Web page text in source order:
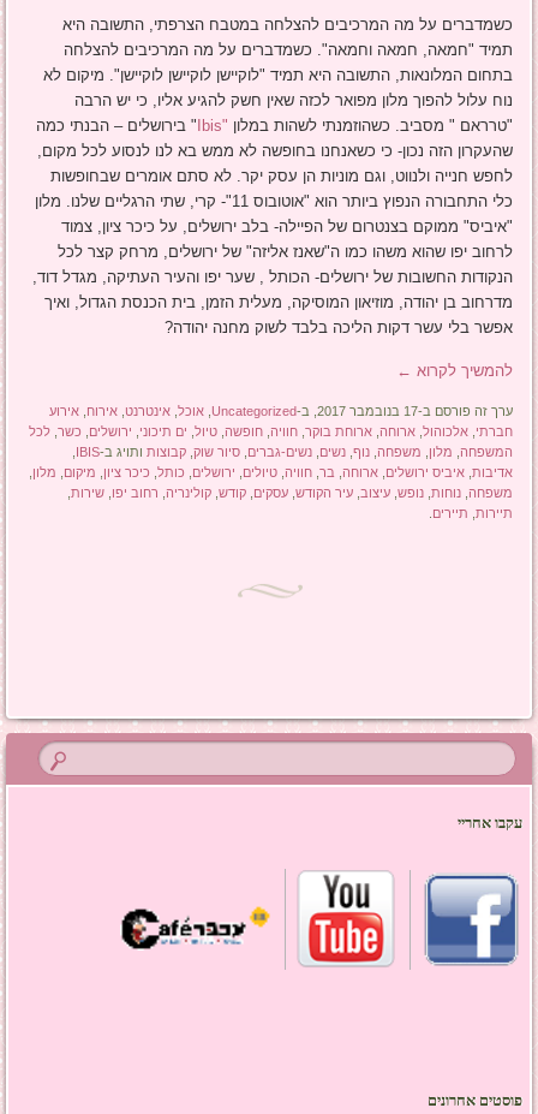
כשמדברים על מה המרכיבים להצלחה במטבח הצרפתי, התשובה היא
תמיד "חמאה, חמאה וחמאה". כשמדברים על מה המרכיבים להצלחה
בתחום המלונאות, התשובה היא תמיד "לוקיישן לוקיישן לוקיישן". מיקום לא
נוח עלול להפוך מלון מפואר לכזה שאין חשק להגיע אליו, כי יש הרבה
"טרראם " מסביב. כשהוזמנתי לשהות במלון "Ibis
" בירושלים – הבנתי כמה
שהעקרון הזה נכון- כי כשאנחנו בחופשה לא ממש בא לנו לנסוע לכל מקום,
לחפש חנייה ולנווט, וגם מוניות הן עסק יקר. לא סתם אומרים שבחופשות
כלי התחבורה הנפוץ ביותר הוא "אוטובוס 11"- קרי, שתי הרגליים שלנו. מלון
"איביס" ממוקם בצנטרום של הפיילה- בלב ירושלים, על כיכר ציון, צמוד
לרחוב יפו שהוא משהו כמו ה"שאנז אליזה" של ירושלים, מרחק קצר לכל
הנקודות החשובות של ירושלים- הכותל , שער יפו והעיר העתיקה, מגדל דוד,
מדרחוב בן יהודה, מוזיאון המוסיקה, מעלית הזמן, בית הכנסת הגדול, ואיך
אפשר בלי עשר דקות הליכה בלבד לשוק מחנה יהודה?
להמשיך לקרוא ←
ערך זה פורסם ב-17 בנובמבר 2017, ב- Uncategorized
,אוכל ,אינטרנט ,אירוח ,אירוע
חברתי ,אלכוהול ,ארוחה ,ארוחת בוקר ,חוויה ,חופשה ,טיול ים תיכוני ירושלים כשר ,לכל
המשפחה מלון משפחה ,נוף ,נשים ,נשים-גברים ,סיור שוק ,קבוצות ותויג ב-IBIS
אדיבות ,איביס ירושלים ,ארוחה בר ,חוויה ,טיולים ירושלים כותל כיכר ציון מיקום מלון
משפחה ,נוחות ,נופש ,עיצוב ,עיר הקודש ,עסקים ,קודש ,קולינריה רחוב יפו ,שירות
תיירות תיירים
עקבו אחריי
פוסטים אחרונים